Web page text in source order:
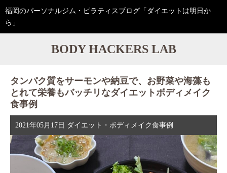
福岡のパーソナルジム・ピラティスブログ「ダイエットは明日か
ら」
BODY HACKERS LAB
タンパク質をサーモンや納豆で、お野菜や海藻も
とれて栄養もバッチリなダイエットボディメイク
食事例
2021年05月17日 ダイエット・ボディメイク食事例